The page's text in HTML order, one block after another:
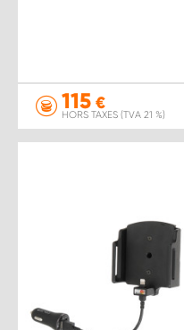
115 €
HORS TAXES (TVA 21 %)